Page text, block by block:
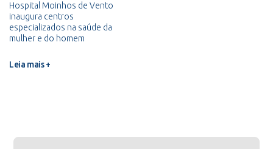
Hospital Moinhos de Vento
inaugura centros
especializados na saúde da
mulher e do homem
Leia mais +